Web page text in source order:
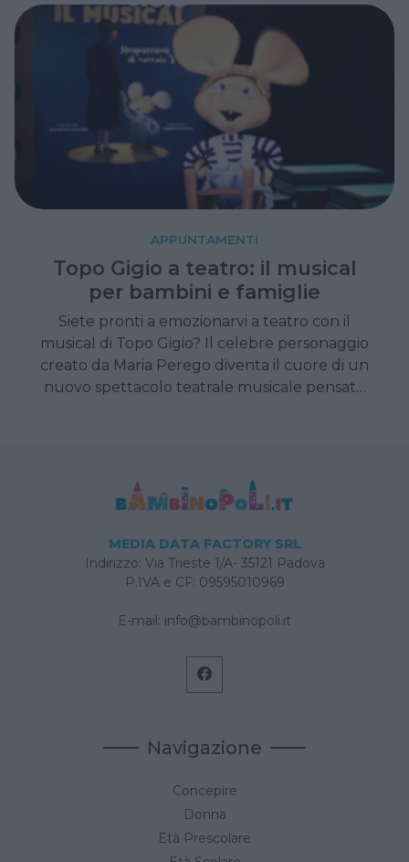
APPUNTAMENTI
Topo Gigio a teatro: il musical
per bambini e famiglie
Siete pronti a emozionarvi a teatro con il
musical di Topo Gigio? Il celebre personaggio
creato da Maria Perego diventa il cuore di un
nuovo spettacolo teatrale musicale pensato
MEDIA DATA FACTORY SRL
Indirizzo: Via Trieste 1/A- 35121 Padova
P.IVA e CF: 09595010969
E-mail: info@bambinopoli.it
Navigazione
Concepire
Donna
Età Prescolare